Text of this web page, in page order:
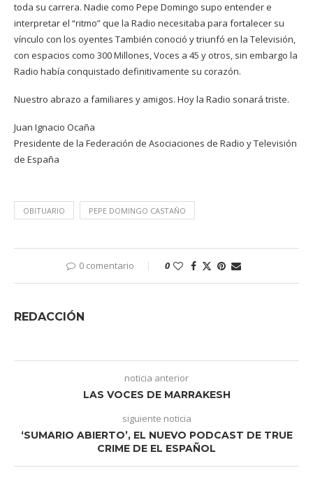
toda su carrera. Nadie como Pepe Domingo supo entender e
interpretar el “ritmo” que la Radio necesitaba para fortalecer su
vínculo con los oyentes También conoció y triunfó en la Televisión,
con espacios como 300 Millones, Voces a 45 y otros, sin embargo la
Radio había conquistado definitivamente su corazón.
Nuestro abrazo a familiares y amigos. Hoy la Radio sonará triste.
Juan Ignacio Ocaña
Presidente de la Federación de Asociaciones de Radio y Televisión
de España
OBITUARIO PEPE DOMINGO CASTAÑO
0 comentario 0
REDACCIÓN
noticia anterior
LAS VOCES DE MARRAKESH
siguiente noticia
‘SUMARIO ABIERTO’, EL NUEVO PODCAST DE TRUE
CRIME DE EL ESPAÑOL